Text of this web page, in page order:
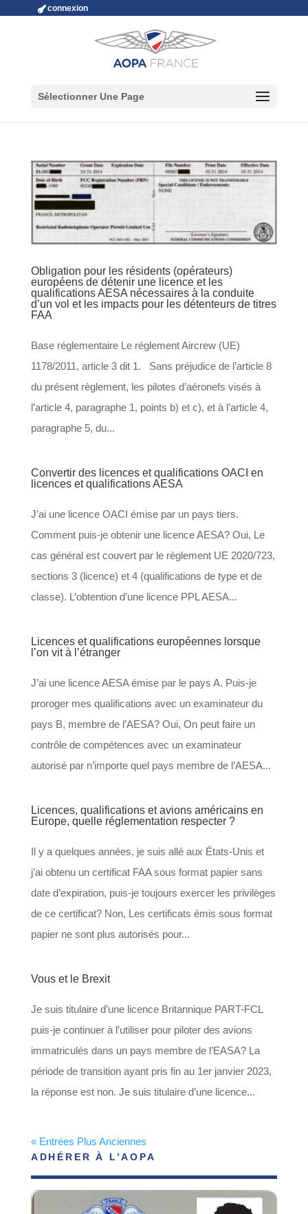
connexion
Sélectionner Une Page
Obligation pour les résidents (opérateurs)
européens de détenir une licence et les
qualifications AESA nécessaires à la conduite
d’un vol et les impacts pour les détenteurs de titres
FAA
Base réglementaire Le réglement Aircrew (UE)
1178/2011, article 3 dit 1. Sans préjudice de l’article 8
du présent règlement, les pilotes d’aéronefs visés à
l’article 4, paragraphe 1, points b) et c), et à l’article 4,
paragraphe 5, du...
Convertir des licences et qualifications OACI en
licences et qualifications AESA
J’ai une licence OACI émise par un pays tiers.
Comment puis-je obtenir une licence AESA? Oui, Le
cas général est couvert par le règlement UE 2020/723,
sections 3 (licence) et 4 (qualifications de type et de
classe). L’obtention d’une licence PPL AESA...
Licences et qualifications européennes lorsque
l’on vit à l’étranger
J’ai une licence AESA émise par le pays A. Puis-je
proroger mes qualifications avec un examinateur du
pays B, membre de l’AESA? Oui, On peut faire un
contrôle de compétences avec un examinateur
autorisé par n’importe quel pays membre de l’AESA...
Licences, qualifications et avions américains en
Europe, quelle réglementation respecter ?
Il y a quelques années, je suis allé aux États-Unis et
j’ai obtenu un certificat FAA sous format papier sans
date d’expiration, puis-je toujours exercer les privilèges
de ce certificat? Non, Les certificats émis sous format
papier ne sont plus autorisés pour...
Vous et le Brexit
Je suis titulaire d’une licence Britannique PART-FCL
puis-je continuer à l’utiliser pour piloter des avions
immatriculés dans un pays membre de l’EASA? La
période de transition ayant pris fin au 1er janvier 2023,
la réponse est non. Je suis titulaire d’une licence...
« Entrées Plus Anciennes
ADHÉRER À L’AOPA